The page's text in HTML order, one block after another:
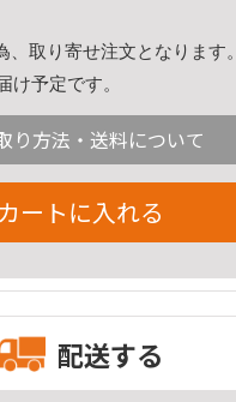
、取り寄せ注文となります。
け予定です。
り方法・送料について
カートに入れる
配送する